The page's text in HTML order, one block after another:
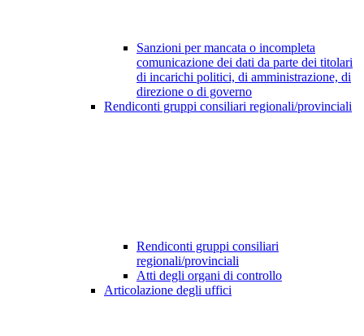
Sanzioni per mancata o incompleta
comunicazione dei dati da parte dei titolari
di incarichi politici, di amministrazione, di
direzione o di governo
Rendiconti gruppi consiliari regionali/provinciali
Rendiconti gruppi consiliari
regionali/provinciali
Atti degli organi di controllo
Articolazione degli uffici